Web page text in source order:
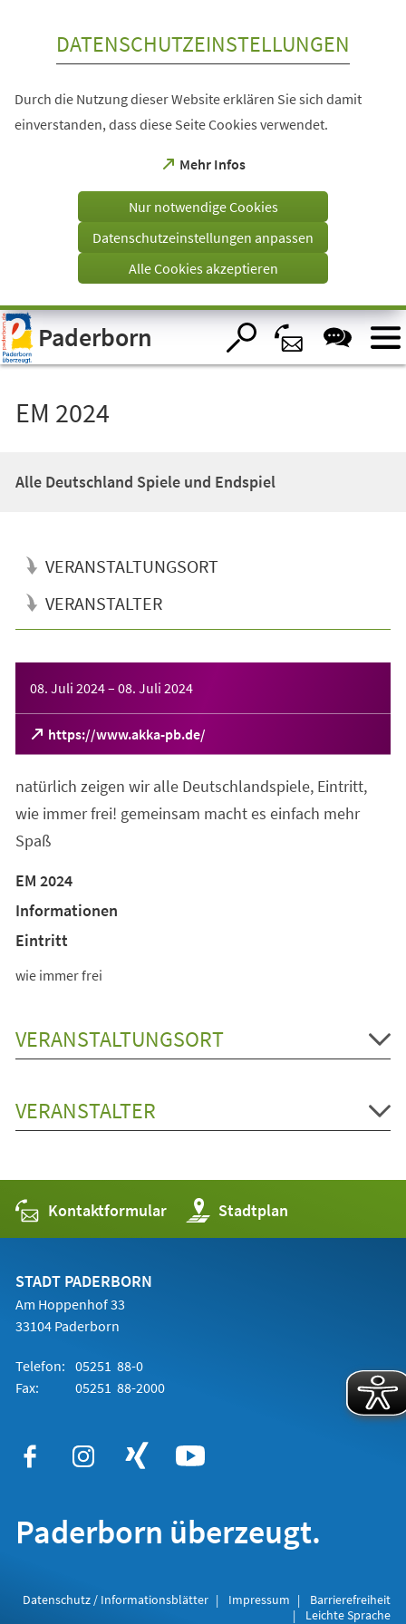
Visuelle
Assistenzsoftware
öffnen.
DATENSCHUTZEINSTELLUNGEN
Durch die Nutzung dieser Website erklären Sie sich damit
einverstanden, dass diese Seite Cookies verwendet.
Mehr Infos
(Öffnet
einem
Tab)
Nur notwendige Cookies
Datenschutzeinstellungen anpassen
Alle Cookies akzeptieren
Paderborn
EM 2024
Alle Deutschland Spiele und Endspiel
VERANSTALTUNGSORT
VERANSTALTER
08. Juli 2024– 08. Juli 2024
https://www.akka-pb.de/
(Öffnet
in
neuen
Tab)
natürlich zeigen wir alle Deutschlandspiele, Eintritt,
wie immer frei! gemeinsam macht es einfach mehr
Spaß
EM 2024
Informationen
Eintritt
wie immer frei
VERANSTALTUNGSORT
VERANSTALTER
Kontaktformular Stadtplan
(Öffnet
in
einem
STADT PADERBORN
Am Hoppenhof 33
33104 Paderborn
Telefon: 05251 88-0
Fax:
05251 88-2000
Paderborn überzeugt.
Datenschutz / Informationsblätter Impressum
Barrierefreiheit
Leichte Sprache